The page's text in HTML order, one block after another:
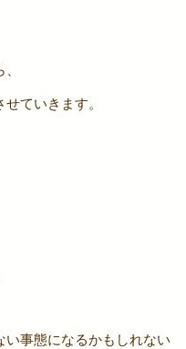
ていきます。
事態になるかもしれない